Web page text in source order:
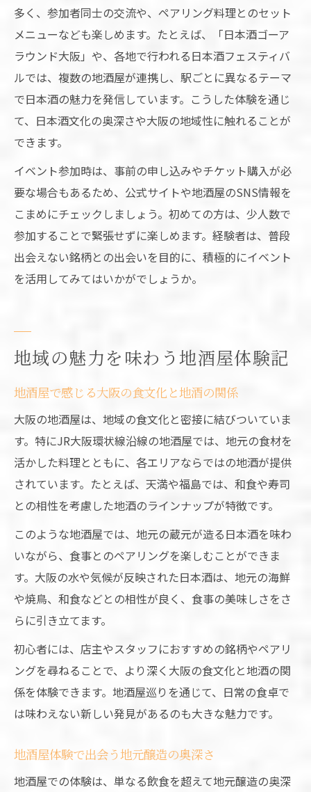
多く、参加者同士の交流や、ペアリング料理とのセット
メニューなども楽しめます。たとえば、「日本酒ゴーア
ラウンド大阪」や、各地で行われる日本酒フェスティバ
ルでは、複数の地酒屋が連携し、駅ごとに異なるテーマ
で日本酒の魅力を発信しています。こうした体験を通じ
て、日本酒文化の奥深さや大阪の地域性に触れることが
できます。
イベント参加時は、事前の申し込みやチケット購入が必
要な場合もあるため、公式サイトや地酒屋のSNS情報を
こまめにチェックしましょう。初めての方は、少人数で
参加することで緊張せずに楽しめます。経験者は、普段
出会えない銘柄との出会いを目的に、積極的にイベント
を活用してみてはいかがでしょうか。
地域の魅力を味わう地酒屋体験記
地酒屋で感じる大阪の食文化と地酒の関係
大阪の地酒屋は、地域の食文化と密接に結びついていま
す。特にJR大阪環状線沿線の地酒屋では、地元の食材を
活かした料理とともに、各エリアならではの地酒が提供
されています。たとえば、天満や福島では、和食や寿司
との相性を考慮した地酒のラインナップが特徴です。
このような地酒屋では、地元の蔵元が造る日本酒を味わ
いながら、食事とのペアリングを楽しむことができま
す。大阪の水や気候が反映された日本酒は、地元の海鮮
や焼鳥、和食などとの相性が良く、食事の美味しさをさ
らに引き立てます。
初心者には、店主やスタッフにおすすめの銘柄やペアリ
ングを尋ねることで、より深く大阪の食文化と地酒の関
係を体験できます。地酒屋巡りを通じて、日常の食卓で
は味わえない新しい発見があるのも大きな魅力です。
地酒屋体験で出会う地元醸造の奥深さ
地酒屋での体験は、単なる飲食を超えて地元醸造の奥深